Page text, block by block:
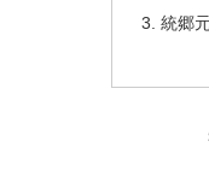
統郷